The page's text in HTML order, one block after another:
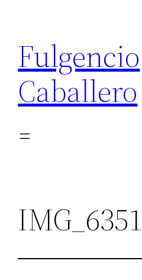
contenido
Fulgencio
Caballero
IMG_6351